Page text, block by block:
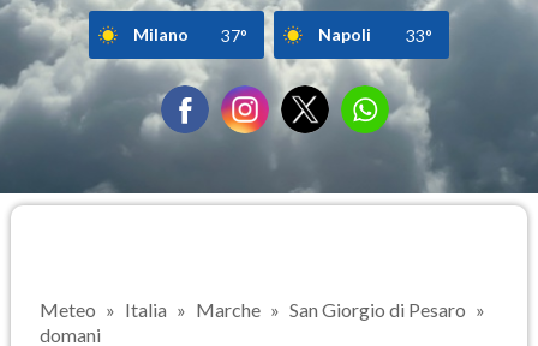
Milano 37° Napoli 33°
Meteo Italia Marche
San Giorgio di Pesaro
domani